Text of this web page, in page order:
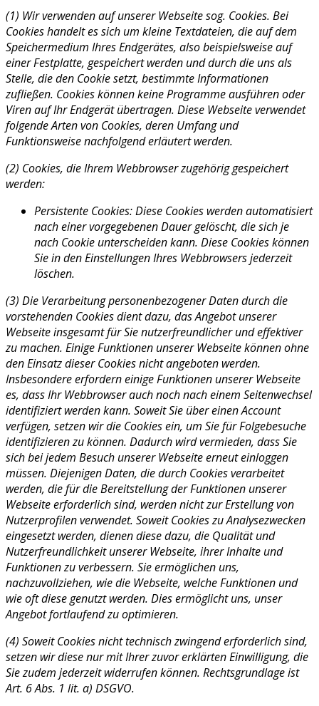
(1) Wir verwenden auf unserer Webseite sog. Cookies. Bei
Cookies handelt es sich um kleine Textdateien, die auf dem
Speichermedium Ihres Endgerätes, also beispielsweise auf
einer Festplatte, gespeichert werden und durch die uns als
Stelle, die den Cookie setzt, bestimmte Informationen
zufließen. Cookies können keine Programme ausführen oder
Viren auf Ihr Endgerät übertragen. Diese Webseite verwendet
folgende Arten von Cookies, deren Umfang und
Funktionsweise nachfolgend erläutert werden.
(2) Cookies, die Ihrem Webbrowser zugehörig gespeichert
werden:
Persistente Cookies: Diese Cookies werden automatisiert
nach einer vorgegebenen Dauer gelöscht, die sich je
nach Cookie unterscheiden kann. Diese Cookies können
Sie in den Einstellungen Ihres Webbrowsers jederzeit
löschen.
(3) Die Verarbeitung personenbezogener Daten durch die
vorstehenden Cookies dient dazu, das Angebot unserer
Webseite insgesamt für Sie nutzerfreundlicher und effektiver
zu machen. Einige Funktionen unserer Webseite können ohne
den Einsatz dieser Cookies nicht angeboten werden.
Insbesondere erfordern einige Funktionen unserer Webseite
es, dass Ihr Webbrowser auch noch nach einem Seitenwechsel
identifiziert werden kann. Soweit Sie über einen Account
verfügen, setzen wir die Cookies ein, um Sie für Folgebesuche
identifizieren zu können. Dadurch wird vermieden, dass Sie
sich bei jedem Besuch unserer Webseite erneut einloggen
müssen. Diejenigen Daten, die durch Cookies verarbeitet
werden, die für die Bereitstellung der Funktionen unserer
Webseite erforderlich sind, werden nicht zur Erstellung von
Nutzerprofilen verwendet. Soweit Cookies zu Analysezwecken
eingesetzt werden, dienen diese dazu, die Qualität und
Nutzerfreundlichkeit unserer Webseite, ihrer Inhalte und
Funktionen zu verbessern. Sie ermöglichen uns,
nachzuvollziehen, wie die Webseite, welche Funktionen und
wie oft diese genutzt werden. Dies ermöglicht uns, unser
Angebot fortlaufend zu optimieren.
(4) Soweit Cookies nicht technisch zwingend erforderlich sind,
setzen wir diese nur mit Ihrer zuvor erklärten Einwilligung, die
Sie zudem jederzeit widerrufen können. Rechtsgrundlage ist
Art. 6 Abs. 1 lit. a) DSGVO.